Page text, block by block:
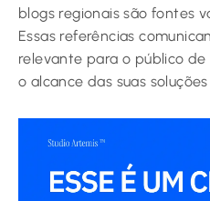
blogs regionais são fontes
Essas referências
relevante para o público
o alcance das suas